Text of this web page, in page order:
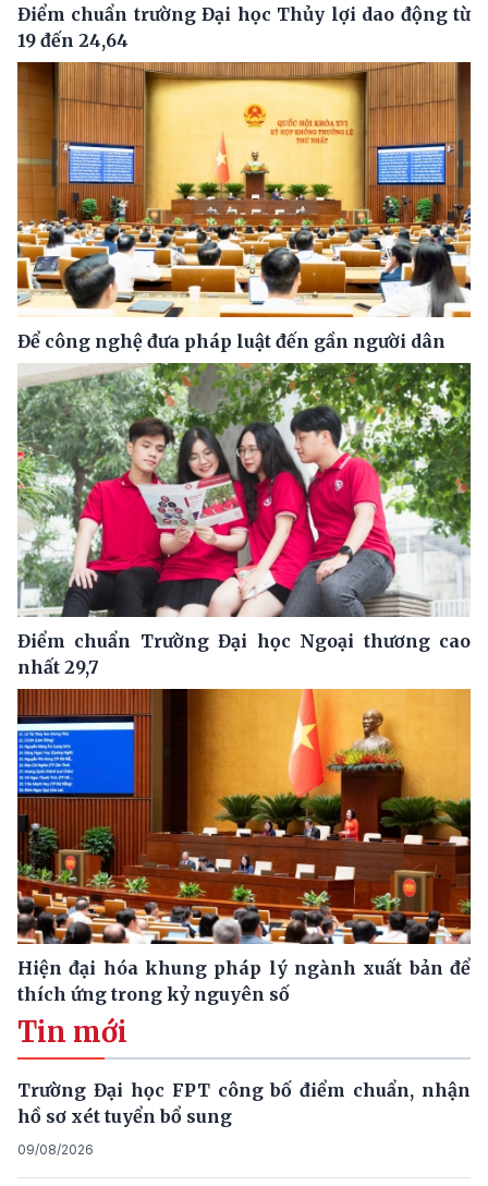
Điểm chuẩn trường Đại học Thủy lợi dao động từ
19 đến 24,64
Để công nghệ đưa pháp luật đến gần người dân
Điểm chuẩn Trường Đại học Ngoại thương cao
nhất 29,7
Hiện đại hóa khung pháp lý ngành xuất bản để
thích ứng trong kỷ nguyên số
Tin mới
Trường Đại học FPT công bố điểm chuẩn, nhận
hồ sơ xét tuyển bổ sung
09/08/2026